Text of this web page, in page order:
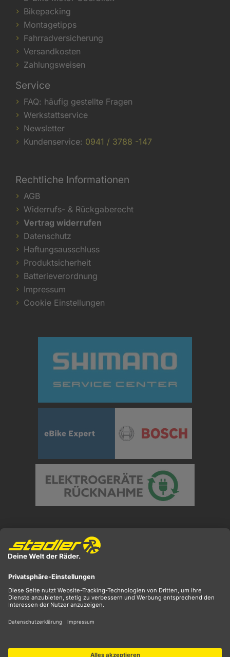
Bikepacking
Montagetipps
Fahrradversicherung
Versandkosten
Zahlungsweisen
Service
FAQ: häufig gestellte Fragen
Werkstattservice
Newsletter
Kundenservice: 0941 / 3788 -147
Rechtliche Informationen
AGB
Widerrufs- & Rückgaberecht
Vertrag widerrufen
Datenschutz
Haftungsausschluss
Produktsicherheit
Batterieverordnung
Impressum
Cookie Einstellungen